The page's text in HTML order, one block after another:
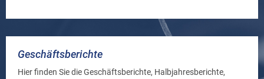
Geschäftsberichte
Hier finden Sie die Geschäftsberichte, Halbjahresberichte,